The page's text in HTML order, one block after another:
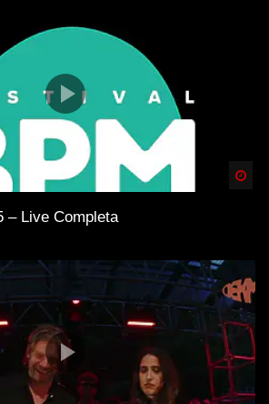
– Live Completa